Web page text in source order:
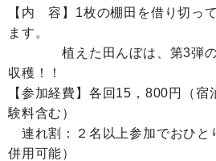
【内 容】1枚の棚田を借り切っ
ます。
植えた田んぼは、第3弾の
収穫！！
【参加経費】各回15，800円（
験料含む）
連れ割：２名以上参加でおひと
併用可能）